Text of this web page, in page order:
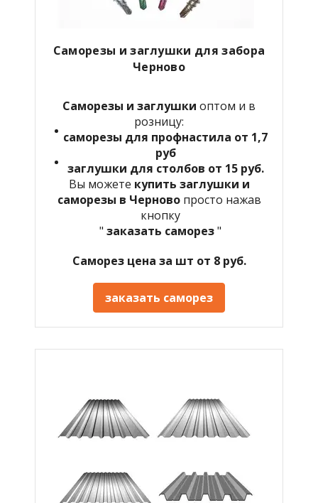
Саморезы и заглушки для забора
Черново
Саморезы и заглушки оптом и в
розницу:
саморезы для профнастила от 1,7
руб
заглушки для столбов от 15 руб.
Вы можете купить заглушки и
саморезы в Черново просто нажав
кнопку
" заказать саморез"
Саморез цена за шт от 8 руб.
заказать саморез